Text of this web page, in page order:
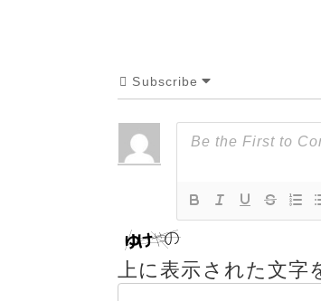
Subscribe
上に表示された文字